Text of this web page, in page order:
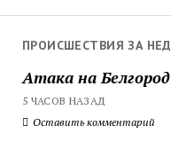
ПРОИСШЕСТВИЯ ЗА
Атака на Белгород
5 ЧАСОВ НАЗАД
Оставить комментарий